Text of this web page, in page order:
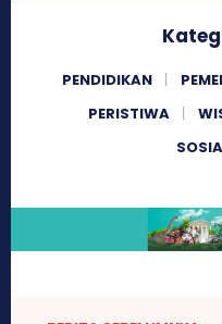
PENDIDIKAN
PERISTIWA